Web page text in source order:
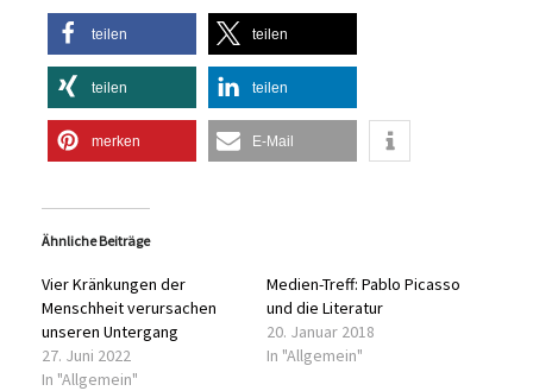
teilen teilen
teilen teilen
merken E-Mail
Ähnliche Beiträge
Vier Kränkungen der
Menschheit verursachen
unseren Untergang
27. Juni 2022
In "Allgemein"
Medien-Treff: Pablo Picasso
und die Literatur
20. Januar 2018
In "Allgemein"